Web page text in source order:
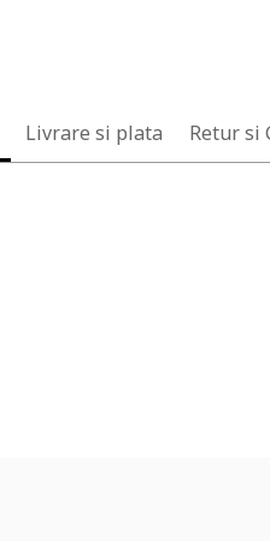
Livrare si plata Retur si